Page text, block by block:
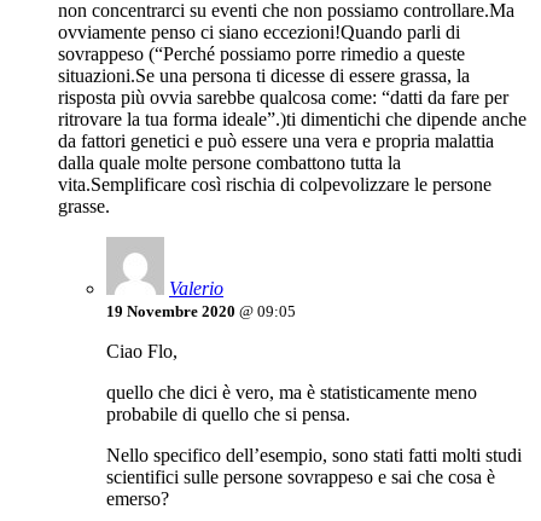
non concentrarci su eventi che non possiamo controllare.Ma
ovviamente penso ci siano eccezioni!Quando parli di
sovrappeso (“Perché possiamo porre rimedio a queste
situazioni.Se una persona ti dicesse di essere grassa, la
risposta più ovvia sarebbe qualcosa come: “datti da fare per
ritrovare la tua forma ideale”.)ti dimentichi che dipende anche
da fattori genetici e può essere una vera e propria malattia
dalla quale molte persone combattono tutta la
vita.Semplificare così rischia di colpevolizzare le persone
grasse.
Valerio
19 Novembre 2020 @ 09:05
Ciao Flo,
quello che dici è vero, ma è statisticamente meno
probabile di quello che si pensa.
Nello specifico dell’esempio, sono stati fatti molti studi
scientifici sulle persone sovrappeso e sai che cosa è
emerso?